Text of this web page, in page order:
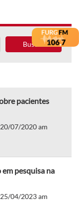
Buscar
pacientes
07/2020 am
pesquisa na
04/2023 am